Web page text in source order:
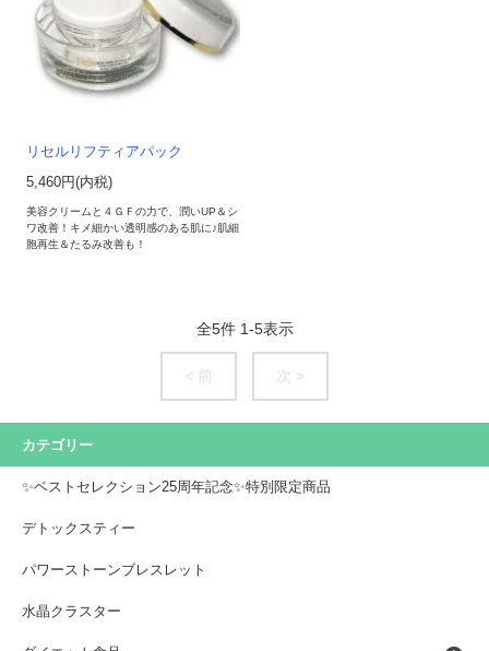
リセルリフティアパック
5,460円(内税)
美容クリームと４ＧＦの力で、潤いUP＆シ
ワ改善！キメ細かい透明感のある肌に♪肌細
胞再生＆たるみ改善も！
全5件 1-5表示
< 前 次 >
カテゴリー
✨ベストセレクション25周年記念✨特別限定商品
デトックスティー
パワーストーンブレスレット
水晶クラスター